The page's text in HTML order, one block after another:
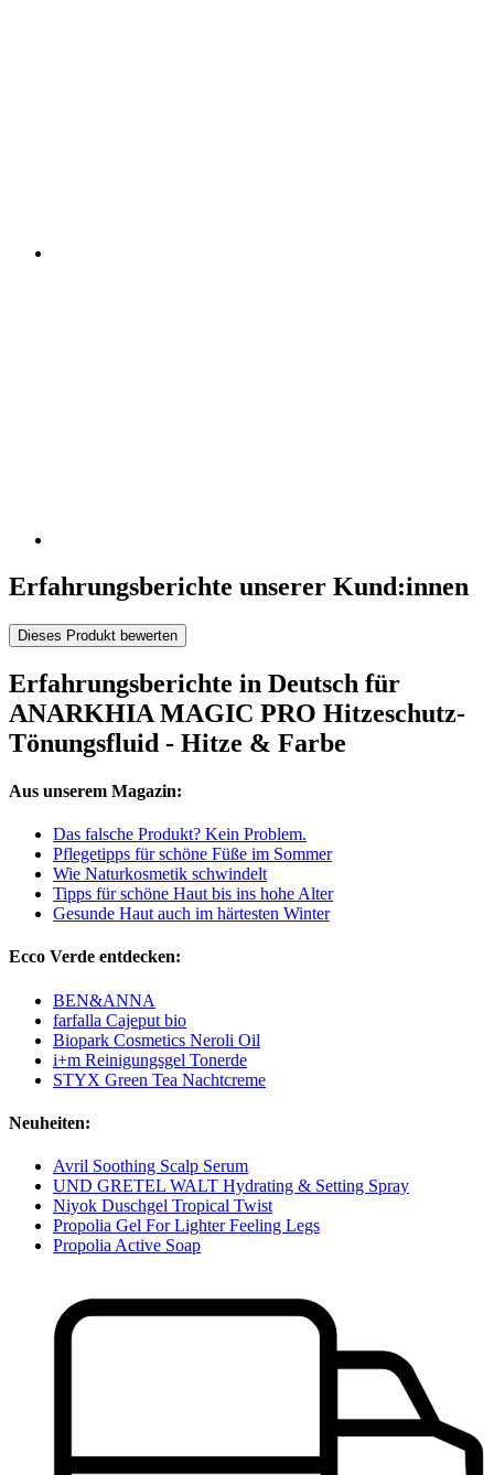
Erfahrungsberichte unserer Kund:innen
Dieses Produkt bewerten
Erfahrungsberichte in Deutsch für
ANARKHIA MAGIC PRO Hitzeschutz-
Tönungsfluid - Hitze & Farbe
Aus unserem Magazin:
Das falsche Produkt? Kein Problem.
Pflegetipps für schöne Füße im Sommer
Wie Naturkosmetik schwindelt
Tipps für schöne Haut bis ins hohe Alter
Gesunde Haut auch im härtesten Winter
Ecco Verde entdecken:
BEN&ANNA
farfalla Cajeput bio
Biopark Cosmetics Neroli Oil
i+m Reinigungsgel Tonerde
STYX Green Tea Nachtcreme
Neuheiten:
Avril Soothing Scalp Serum
UND GRETEL WALT Hydrating & Setting Spray
Niyok Duschgel Tropical Twist
Propolia Gel For Lighter Feeling Legs
Propolia Active Soap